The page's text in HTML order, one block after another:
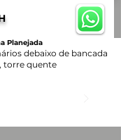
Planejada
debaixo de bancada
torre quente